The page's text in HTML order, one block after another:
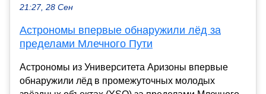
21:27, 28 Сен
Астрономы впервые обнаружили лёд за
пределами Млечного Пути
Астрономы из Университета Аризоны впервые
обнаружили лёд в промежуточных молодых